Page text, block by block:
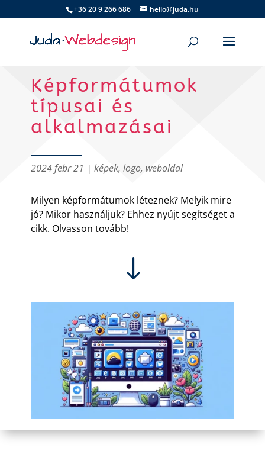
+36 20 9 266 686 hello@juda.hu
Képformátumok
típusai és
alkalmazásai
2024 febr 21 | képek, logo, weboldal
Milyen képformátumok léteznek? Melyik mire
jó? Mikor használjuk? Ehhez nyújt segítséget a
cikk. Olvasson tovább!
"